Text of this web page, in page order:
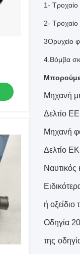
1-
2- Τροχαίο
3Ορυχείο
4.Βόμβα
Μπορούμε
Μηχανή
Δελτίο
Μηχανή
Δελτίο
ή οξείδιο
Οδηγία
της